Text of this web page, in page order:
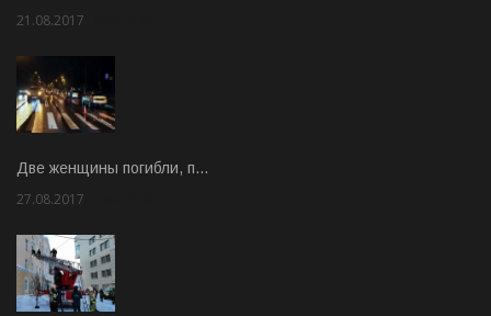
21.08.2017
Две женщины погибли, п…
27.08.2017